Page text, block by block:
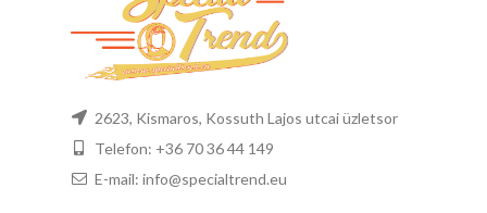
2623, Kismaros, Kossuth Lajos utcai üzletsor
Telefon: +36 70 36 44 149
E-mail: info@specialtrend.eu